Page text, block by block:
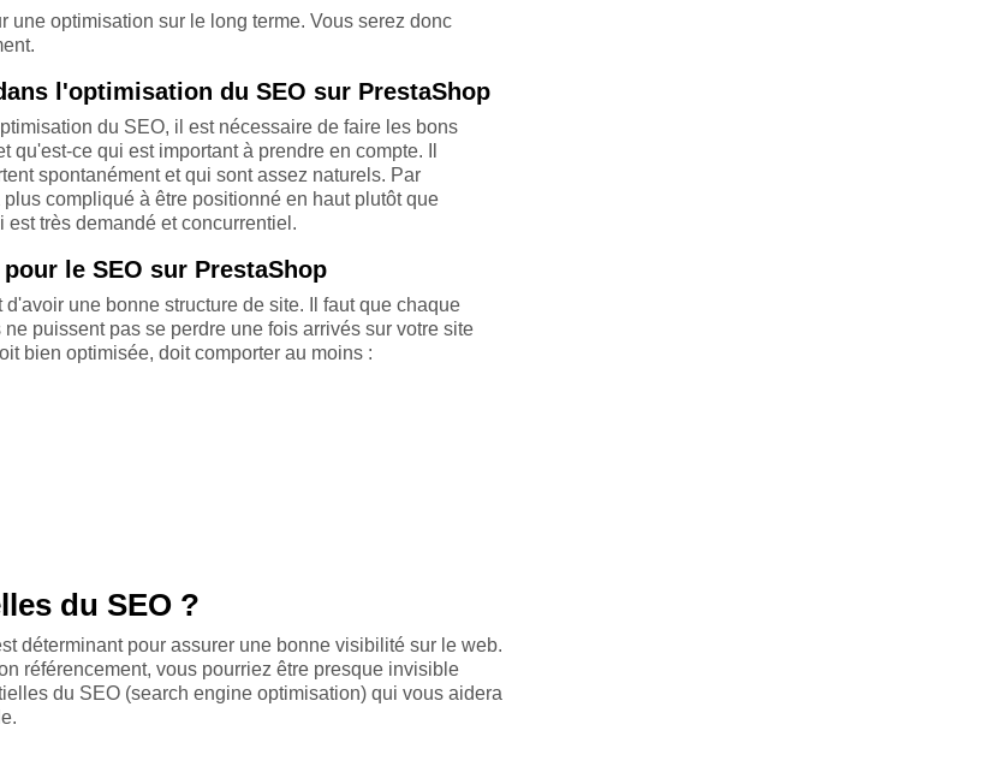
une optimisation sur le long terme. Vous serez donc
l'optimisation du SEO sur PrestaShop
du SEO, il est nécessaire de faire les bons
ce qui est important à prendre en compte. Il
spontanément et qui sont assez naturels. Par
compliqué à être positionné en haut plutôt que
très demandé et concurrentiel.
le SEO sur PrestaShop
une bonne structure de site. Il faut que chaque
puissent pas se perdre une fois arrivés sur votre site
bien optimisée, doit comporter au moins :
du SEO ?
déterminant pour assurer une bonne visibilité sur le web.
référencement, vous pourriez être presque invisible
du SEO (search engine optimisation) qui vous aidera